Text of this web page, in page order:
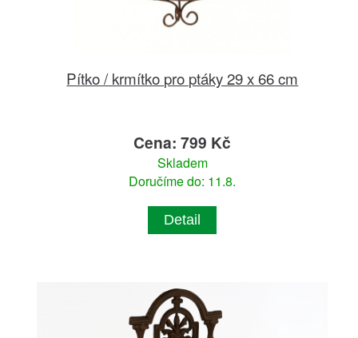
Pítko / krmítko pro ptáky 29 x 66 cm
Cena: 799 Kč
Skladem
Doručíme do: 11.8.
Detail